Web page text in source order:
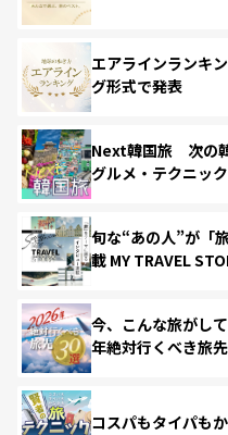
エアラインランキ
グ形式で発表
Next韓国旅 次の
グルメ・テクニック
旬な“あの人”が「
載 MY TRAVEL
今、こんな旅がし
年絶対行くべき旅
コスパもタイパも